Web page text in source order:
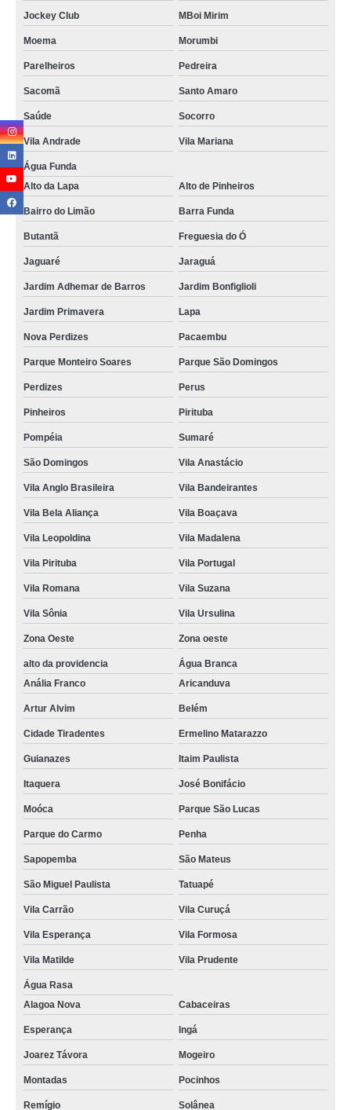
Jockey Club MBoi Mirim
Moema Morumbi
Parelheiros Pedreira
Sacomã Santo Amaro
Saúde Socorro
Vila Andrade Vila Mariana
Água Funda
Alto da Lapa
Alto de Pinheiros
Bairro do Limão Barra Funda
Butantã Freguesia do Ó
Jaguaré Jaraguá
Jardim Adhemar de Barros Jardim Bonfiglioli
Jardim Primavera Lapa
Nova Perdizes Pacaembu
Parque Monteiro Soares Parque São Domingos
Perdizes Perus
Pinheiros Pirituba
Pompéia Sumaré
São Domingos Vila Anastácio
Vila Anglo Brasileira Vila Bandeirantes
Vila Bela Aliança Vila Boaçava
Vila Leopoldina Vila Madalena
Vila Pirituba Vila Portugal
Vila Romana Vila Suzana
Vila Sônia Vila Ursulina
Zona Oeste Zona oeste
alto da providencia
Água Branca
Anália Franco
Aricanduva
Artur Alvim Belém
Cidade Tiradentes Ermelino Matarazzo
Guianazes Itaim Paulista
Itaquera José Bonifácio
Moóca Parque São Lucas
Parque do Carmo Penha
Sapopemba São Mateus
São Miguel Paulista Tatuapé
Vila Carrão Vila Curuçá
Vila Esperança Vila Formosa
Vila Matilde Vila Prudente
Água Rasa
Alagoa Nova
Cabaceiras
Esperança Ingá
Joarez Távora Mogeiro
Montadas Pocinhos
Remígio Solânea